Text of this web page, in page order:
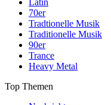
Latin
70er
Tradtionelle Musik
Traditionelle Musik
90er
Trance
Heavy Metal
Top Themen